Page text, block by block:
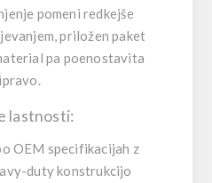
pomeni redkejše
priložen paket
pa poenostavita
lastnosti:
OEM specifikacijah z
duty konstrukcijo